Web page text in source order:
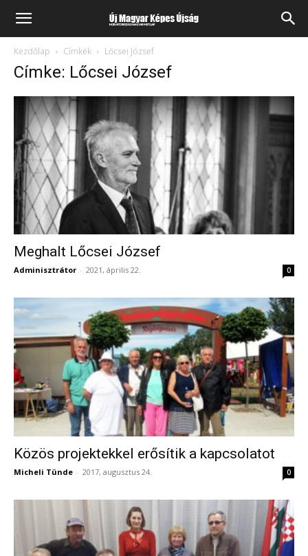
Kezdőlap Címkék Lőcsei József
Címke: Lőcsei József
Meghalt Lőcsei József
Adminisztrátor - 2021, április 22. 0
Közös projektekkel erősítik a kapcsolatot
Micheli Tünde - 2017, augusztus 24. 0